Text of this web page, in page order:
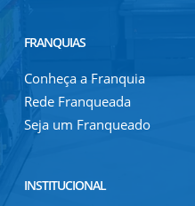
FRANQUIAS
Conheça a Franquia
Rede Franqueada
Seja um Franqueado
INSTITUCIONAL